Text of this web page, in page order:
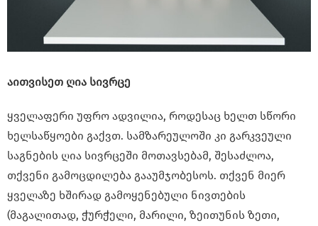
აითვისეთ ღია სივრცე
ყველაფერი უფრო ადვილია, როდესაც ხელთ სწორი
ხელსაწყოები გაქვთ. სამზარეულოში კი გარკვეული
საგნების ღია სივრცეში მოთავსებამ, შესაძლოა,
თქვენი გამოცდილება გააუმჯობესოს. თქვენ მიერ
ყველაზე ხშირად გამოყენებული ნივთების
(მაგალითად, ჭურჭელი, მარილი, ზეითუნის ზეთი,